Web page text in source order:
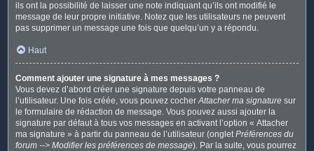
ils ont la possibilité de laisser une note indiquant qu’ils ont modifié le
message de leur propre initiative. Notez que les utilisateurs ne peuvent
pas supprimer un message une fois que quelqu’un y a répondu.
Haut
Comment ajouter une signature à mes messages ?
Vous devez d’abord créer une signature depuis votre panneau de
l’utilisateur. Une fois créée, vous pouvez cocherAttacher ma signature sur
le formulaire de rédaction de message. Vous pouvez aussi ajouter la
signature par défaut à tous vos messages en activant l’option « Attacher
ma signature » à partir du panneau de l’utilisateur (ongletPréférences du
forum --> Modifier les préférences de message). Par la suite, vous pourrez